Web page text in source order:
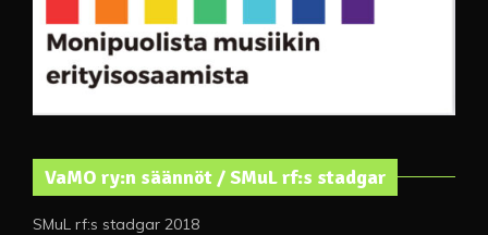
VaMO ry:n säännöt / SMuL rf:s stadgar
SMuL rf:s stadgar 2018